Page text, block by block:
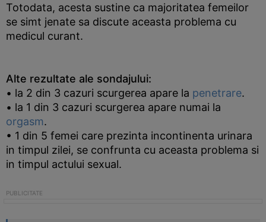
Totodata, acesta sustine ca majoritatea femeilor
se simt jenate sa discute aceasta problema cu
medicul curant.
Alte rezultate ale sondajului:
• la 2 din 3 cazuri scurgerea apare la penetrare.
• la 1 din 3 cazuri scurgerea apare numai la
orgasm.
• 1 din 5 femei care prezinta incontinenta urinara
in timpul zilei, se confrunta cu aceasta problema si
in timpul actului sexual.